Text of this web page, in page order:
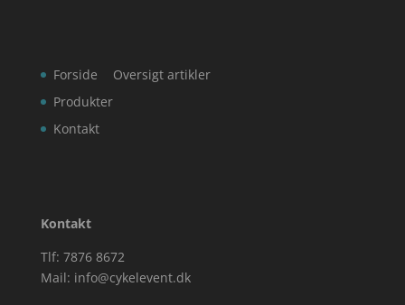
Forside
Produkter
Kontakt
Oversigt artikler
Kontakt
Tlf: 7876 8672
Mail: info@cykelevent.dk